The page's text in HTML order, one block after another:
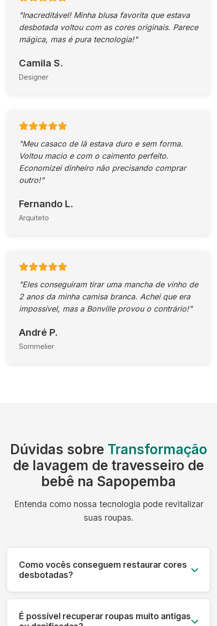
"Inacreditável! Minha blusa favorita que estava
desbotada voltou com as cores originais. Parece
mágica, mas é pura tecnologia!"
Camila S.
Designer
"Meu casaco de lã estava duro e sem forma.
Voltou macio e com o caimento perfeito.
Economizei dinheiro não precisando comprar
outro!"
Fernando L.
Arquiteto
"Eles conseguiram tirar uma mancha de vinho de
2 anos da minha camisa branca. Achei que era
impossível, mas a Bonville provou o contrário!"
André P.
Sommelier
Dúvidas sobre Transformação
de lavagem de travesseiro de
bebê na Sapopemba
Entenda como nossa tecnologia pode revitalizar
suas roupas.
Como vocês conseguem restaurar cores
desbotadas?
pigmentos das fibras e aplicamos tratamentos
que devolvem a vivacidade original das cores,
É possível recuperar roupas muito antigas